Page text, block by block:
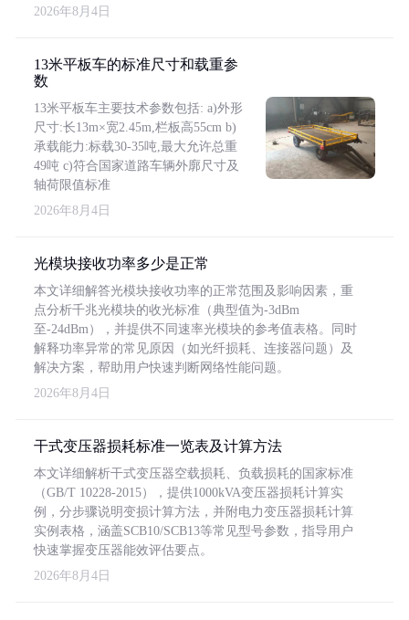
2026年8月4日
13米平板车的标准尺寸和载重参
数
13米平板车主要技术参数包括: a)外形
尺寸:长13m×宽2.45m,栏板高55cm b)
承载能力:标载30-35吨,最大允许总重
49吨 c)符合国家道路车辆外廓尺寸及
轴荷限值标准
2026年8月4日
光模块接收功率多少是正常
本文详细解答光模块接收功率的正常范围及影响因素，重
点分析千兆光模块的收光标准（典型值为-3dBm
至-24dBm），并提供不同速率光模块的参考值表格。同时
解释功率异常的常见原因（如光纤损耗、连接器问题）及
解决方案，帮助用户快速判断网络性能问题。
2026年8月4日
干式变压器损耗标准一览表及计算方法
本文详细解析干式变压器空载损耗、负载损耗的国家标准
（GB/T 10228-2015），提供1000kVA变压器损耗计算实
例，分步骤说明变损计算方法，并附电力变压器损耗计算
实例表格，涵盖SCB10/SCB13等常见型号参数，指导用户
快速掌握变压器能效评估要点。
2026年8月4日